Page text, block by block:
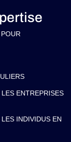
ENTREPRISES
INDIVIDUS EN